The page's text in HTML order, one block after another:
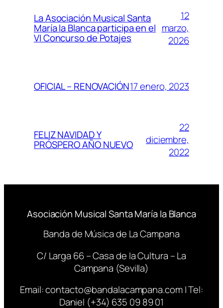
La Asociación Musical Santa
María la Blanca participa en el
VI Concurso de Potajes
12
marzo,
2026
OFICIAL – RENOVACIÓN17 enero, 2023
FELIZ NAVIDAD Y
PRÓSPERO AÑO NUEVO
22
diciembre,
2022
Asociación Musical Santa María la Blanca
Banda de Música de La Campana
C/ Larga 66 – Casa de la Cultura – La
Campana (Sevilla)
Email:contacto@bandalacampana.com| Tel:
Daniel (+34) 635 09 89 01